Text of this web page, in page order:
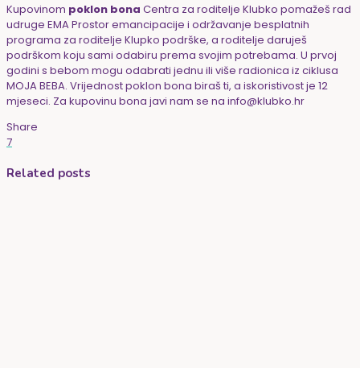
Kupovinom poklon bona Centra za roditelje Klubko pomažeš rad
udruge EMA Prostor emancipacije i održavanje besplatnih
programa za roditelje Klupko podrške, a roditelje daruješ
podrškom koju sami odabiru prema svojim potrebama. U prvoj
godini s bebom mogu odabrati jednu ili više radionica iz ciklusa
MOJA BEBA. Vrijednost poklon bona biraš ti, a iskoristivost je 12
mjeseci. Za kupovinu bona javi nam se na info@klubko.hr
Share
7
Related posts